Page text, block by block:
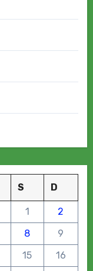
S D
1
2
8
9
15
16